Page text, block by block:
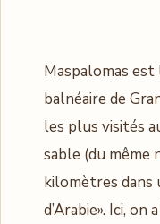
Maspalomas
balnéaire de
les plus visités
sable (du même
kilomètres dans
d’Arabie». Ici, on